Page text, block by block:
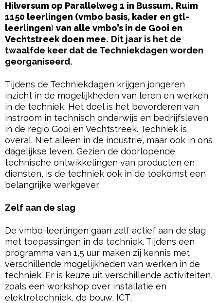
Hilversum op Parallelweg 1 in Bussum. Ruim
1150 leerlingen (vmbo basis, kader en gtl-
leerlingen) van alle vmbo’s in de Gooi en
Vechtstreek doen mee. Dit jaar is het de
twaalfde keer dat de Techniekdagen worden
georganiseerd.
Tijdens de Techniekdagen krijgen jongeren
inzicht in de mogelijkheden van leren en werken
in de techniek. Het doel is het bevorderen van
instroom in technisch onderwijs en bedrijfsleven
in de regio Gooi en Vechtstreek. Techniek is
overal. Niet alleen in de industrie, maar ook in ons
dagelijkse leven. Gezien de doorlopende
technische ontwikkelingen van producten en
diensten, is de techniek ook in de toekomst een
belangrijke werkgever.
Zelf aan de slag
De vmbo-leerlingen gaan zelf actief aan de slag
met toepassingen in de techniek. Tijdens een
programma van 1,5 uur maken zij kennis met
verschillende mogelijkheden van werken in de
techniek. Er is keuze uit verschillende activiteiten,
zoals een workshop over installatie en
elektrotechniek, de bouw, ICT,